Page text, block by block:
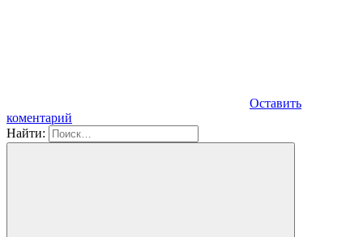
Оставить
коментарий
Найти: